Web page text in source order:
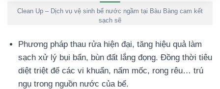
Clean Up – Dịch vụ vệ sinh bể nước ngầm tại Bàu Bàng cam kết
sạch sẽ
Phương pháp thau rửa hiện đại, tăng hiệu quả làm
sạch xử lý bụi bẩn, bùn đất lắng đọng. Đồng thời tiêu
diệt triệt để các vi khuẩn, nấm mốc, rong rêu… trú
ngụ trong nguồn nước của bể.